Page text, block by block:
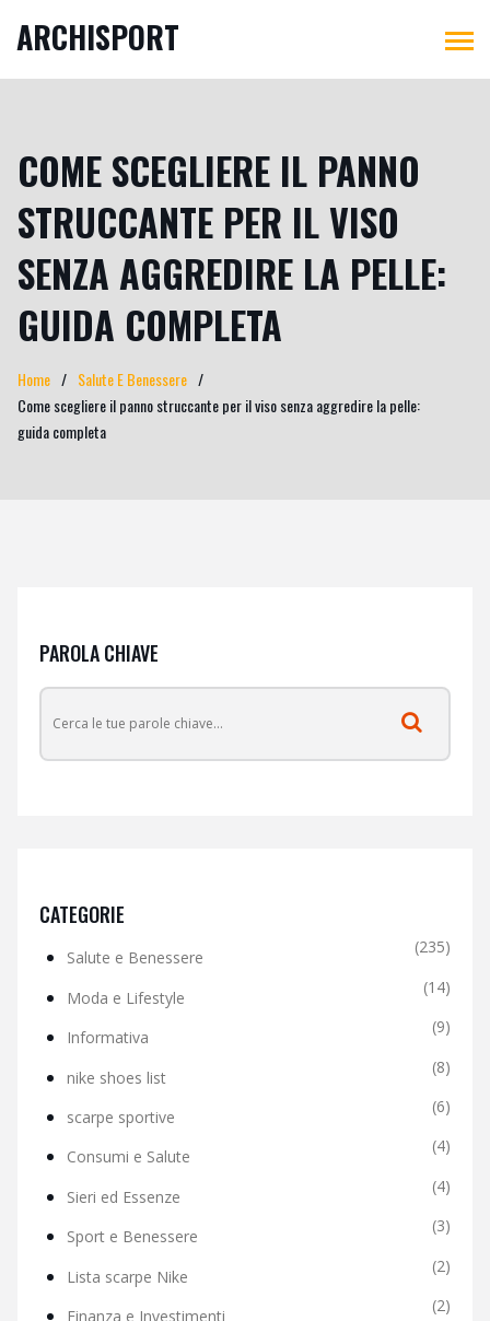
ARCHISPORT
COME SCEGLIERE IL PANNO
STRUCCANTE PER IL VISO
SENZA AGGREDIRE LA PELLE:
GUIDA COMPLETA
Home
Salute E Benessere
Come scegliere il panno struccante per il viso senza aggredire la pelle:
guida completa
PAROLA CHIAVE
CATEGORIE
Salute e Benessere
(235)
Moda e Lifestyle
(14)
Informativa
(9)
nike shoes list
(8)
scarpe sportive
(6)
Consumi e Salute
(4)
Sieri ed Essenze
(4)
Sport e Benessere
(3)
Lista scarpe Nike
(2)
Finanza e Investimenti
(2)